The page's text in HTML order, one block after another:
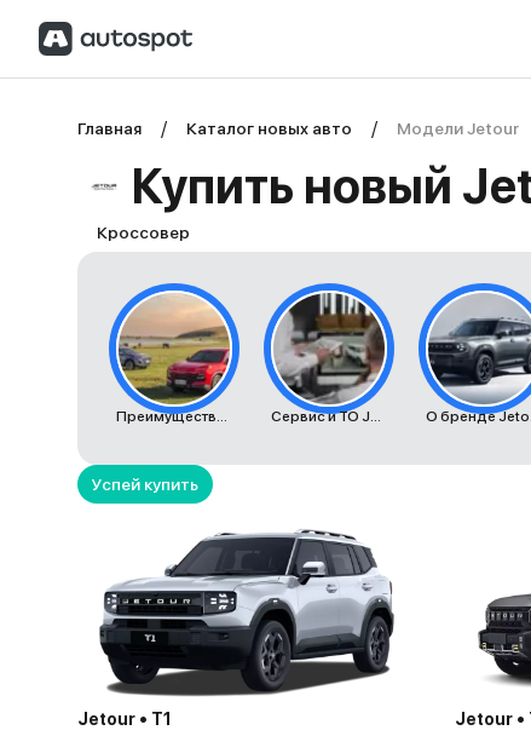
Главная Каталог новых авто Модели Jetour
Купить новый
Кроссовер
Преимущества автомобилей Jetour Сервис и ТО Jetour
Успей купить
Jetour • T1
Jetour •